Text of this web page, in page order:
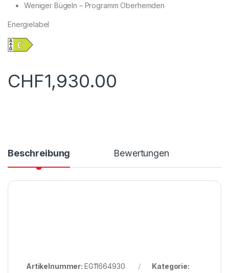
Weniger Bügeln – Programm Oberhemden
Energielabel
CHF1,930.00
Beschreibung Bewertungen
Artikelnummer: EG11664930
Kategorie: